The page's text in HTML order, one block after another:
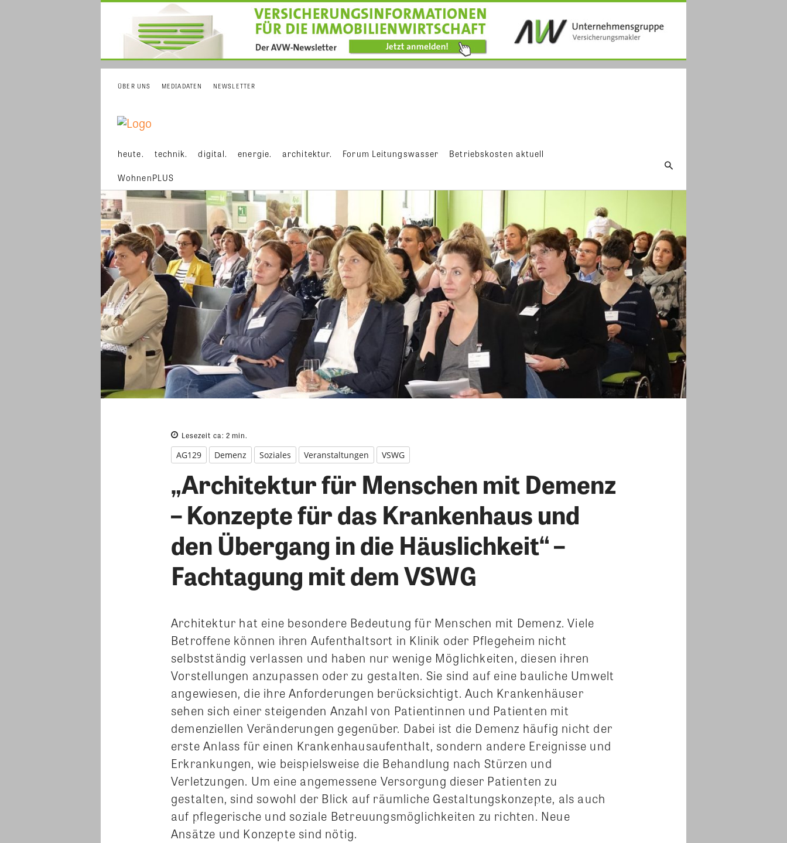
ÜBER UNS MEDIADATEN NEWSLETTER
heute. technik. digital. energie. architektur. Forum Leitungswasser Betriebskosten aktuell
WohnenPLUS
Lesezeit ca: 2 min.
AG129 Demenz Soziales Veranstaltungen VSWG
„Architektur für Menschen mit Demenz
– Konzepte für das Krankenhaus und
den Übergang in die Häuslichkeit“ –
Fachtagung mit dem VSWG
Architektur hat eine besondere Bedeutung für Menschen mit Demenz. Viele
Betroffene können ihren Aufenthaltsort in Klinik oder Pflegeheim nicht
selbstständig verlassen und haben nur wenige Möglichkeiten, diesen ihren
Vorstellungen anzupassen oder zu gestalten. Sie sind auf eine bauliche Umwelt
angewiesen, die ihre Anforderungen berücksichtigt. Auch Krankenhäuser
sehen sich einer steigenden Anzahl von Patientinnen und Patienten mit
demenziellen Veränderungen gegenüber. Dabei ist die Demenz häufig nicht der
erste Anlass für einen Krankenhausaufenthalt, sondern andere Ereignisse und
Erkrankungen, wie beispielsweise die Behandlung nach Stürzen und
Verletzungen. Um eine angemessene Versorgung dieser Patienten zu
gestalten, sind sowohl der Blick auf räumliche Gestaltungskonzepte, als auch
auf pflegerische und soziale Betreuungsmöglichkeiten zu richten. Neue
Ansätze und Konzepte sind nötig.